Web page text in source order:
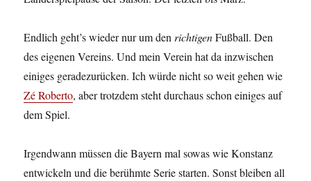
Endlich geht’s wieder nur um denrichtigenFußball. Den
des eigenen Vereins. Und mein Verein hat da inzwischen
einiges geradezurücken. Ich würde nicht so weit gehen wie
Zé Roberto, aber trotzdem steht durchaus schon einiges auf
dem Spiel.
Irgendwann müssen die Bayern mal sowas wie Konstanz
entwickeln und die berühmte Serie starten. Sonst bleiben all